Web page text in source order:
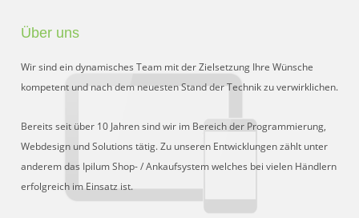
Test-Tool
Schnittstelle für Preisvergleiche
DHL Retoure Online
Liveeditor
Über uns
Wir sind ein dynamisches Team mit der Zielsetzung Ihre Wünsche
kompetent und nach dem neuesten Stand der Technik zu verwirklichen.
Bereits seit über 10 Jahren sind wir im Bereich der Programmierung,
Webdesign und Solutions tätig. Zu unseren Entwicklungen zählt unter
anderem das Ipilum Shop- / Ankaufsystem welches bei vielen Händlern
erfolgreich im Einsatz ist.